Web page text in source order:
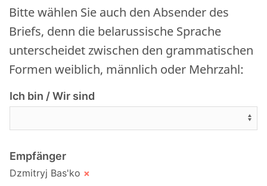
Bitte wählen Sie auch den Absender des
Briefs, denn die belarussische Sprache
unterscheidet zwischen den grammatischen
Formen weiblich, männlich oder Mehrzahl:
Ich bin / Wir sind
Empfänger
Dzmitryj Bas'ko ×